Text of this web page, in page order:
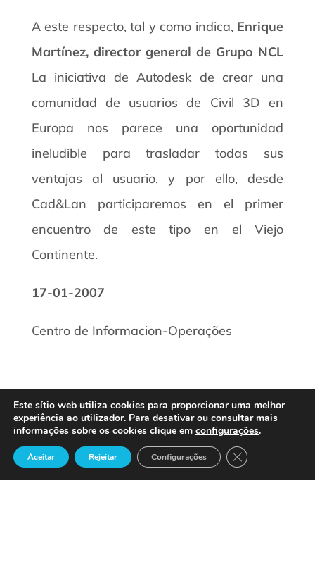
A este respecto, tal y como indica, Enrique
Martínez, director general de Grupo NCL
La iniciativa de Autodesk de crear una
comunidad de usuarios de Civil 3D en
Europa nos parece una oportunidad
ineludible para trasladar todas sus
ventajas al usuario, y por ello, desde
Cad&Lan participaremos en el primer
encuentro de este tipo en el Viejo
Continente.
17-01-2007
Centro de Informacion-Operações
Este sítio web utiliza cookies para proporcionar uma melhor
experiência ao utilizador. Para desativar ou consultar mais
informações sobre os cookies clique em configurações.
Aceitar Rejeitar Configurações Close GDPR